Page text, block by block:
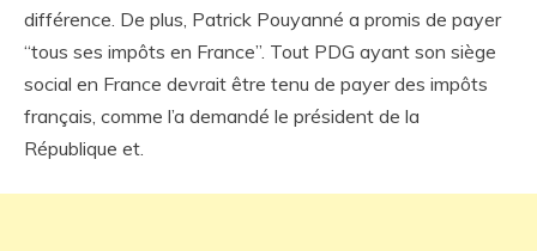
différence. De plus, Patrick Pouyanné a promis de payer
“tous ses impôts en France”. Tout PDG ayant son siège
social en France devrait être tenu de payer des impôts
français, comme l’a demandé le président de la
République et.